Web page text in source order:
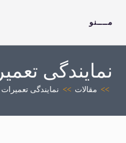
مــــنو
نمایندگی
>> مقالات >> نمایندگی تعمیرات